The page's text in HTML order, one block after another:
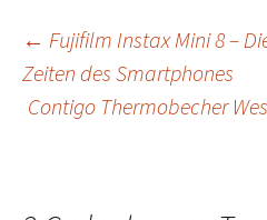
← Fujifilm Instax Mini 8 –
Zeiten des Smartphones
Contigo Thermobecher